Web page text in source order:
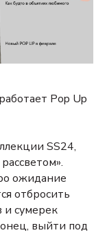
Pop Up
SS24,
ожидание
отбросить
и сумерек
выйти под